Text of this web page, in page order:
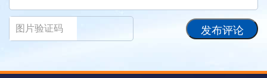
发布评论